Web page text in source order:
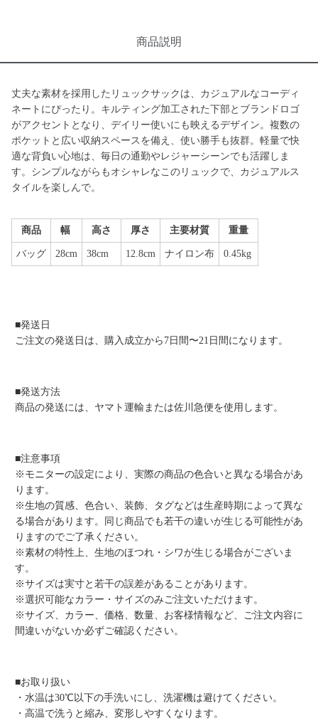
商品説明
丈夫な素材を採用したリュックサックは、カジュアルなコーディ
ネートにぴったり。キルティング加工された下部とブランドロゴ
がアクセントとなり、デイリー使いにも映えるデザイン。複数の
ポケットと広い収納スペースを備え、使い勝手も抜群。軽量で快
適な背負い心地は、毎日の通勤やレジャーシーンでも活躍しま
す。シンプルながらもオシャレなこのリュックで、カジュアルス
タイルを楽しんで。
商品 幅 高さ 厚さ 主要材質 重量
バッグ 28cm 38cm 12.8cm ナイロン布 0.45kg
■発送日
ご注文の発送日は、購入成立から7日間〜21日間になります。
■発送方法
商品の発送には、ヤマト運輸または佐川急便を使用します。
■注意事項
※モニターの設定により、実際の商品の色合いと異なる場合があ
ります。
※生地の質感、色合い、装飾、タグなどは生産時期によって異な
る場合があります。同じ商品でも若干の違いが生じる可能性があ
りますのでご了承ください。
※素材の特性上、生地のほつれ・シワが生じる場合がございま
す。
※サイズは実寸と若干の誤差があることがあります。
※選択可能なカラー・サイズのみご注文いただけます。
※サイズ、カラー、価格、数量、お客様情報など、ご注文内容に
間違いがないか必ずご確認ください。
■お取り扱い
・水温は30℃以下の手洗いにし、洗濯機は避けてください。
・高温で洗うと縮み、変形しやすくなります。